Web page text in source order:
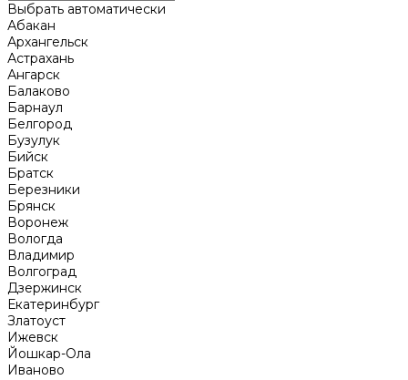
Выбрать автоматически
Абакан
Архангельск
Астрахань
Ангарск
Балаково
Барнаул
Белгород
Бузулук
Бийск
Братск
Березники
Брянск
Воронеж
Вологда
Владимир
Волгоград
Дзержинск
Екатеринбург
Златоуст
Ижевск
Йошкар-Ола
Иваново